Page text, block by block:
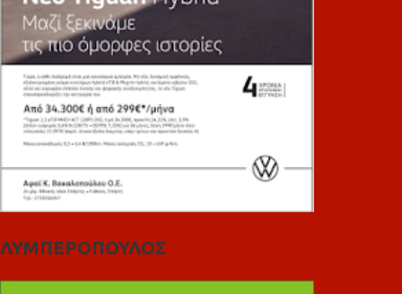
ΛΥΜΠΕΡΟΠΟΥΛΟΣ